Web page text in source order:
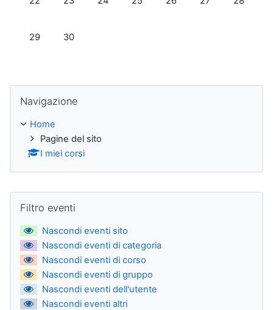
Nessun evento, lunedì 29 giugno
29 Nessun evento, martedì 30 giugno
30
Navigazione
Home
Pagine del sito
I miei corsi
Filtro eventi
Nascondi eventi sito
Nascondi eventi di categoria
Nascondi eventi di corso
Nascondi eventi di gruppo
Nascondi eventi dell'utente
Nascondi eventi altri